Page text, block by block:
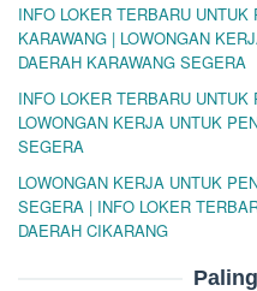
INFO LOKER TERBARU UNTUK
KARAWANG | LOWONGAN
DAERAH KARAWANG SEGERA
INFO LOKER TERBARU
LOWONGAN KERJA UNTUK
SEGERA
LOWONGAN KERJA UNTUK
SEGERA | INFO LOKER
DAERAH CIKARANG